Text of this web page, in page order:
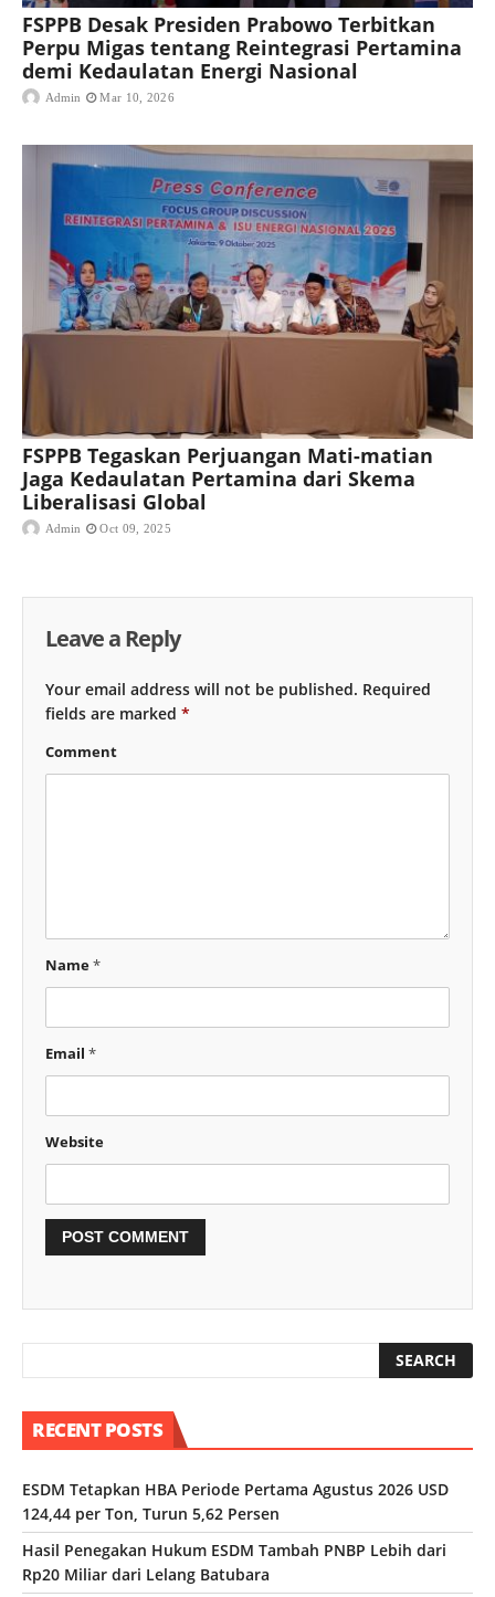
FSPPB Desak Presiden Prabowo Terbitkan
Perpu Migas tentang Reintegrasi Pertamina
demi Kedaulatan Energi Nasional
Admin Mar 10, 2026
FSPPB Tegaskan Perjuangan Mati-matian
Jaga Kedaulatan Pertamina dari Skema
Liberalisasi Global
Admin Oct 09, 2025
Leave a Reply
Your email address will not be published. Required
fields are marked *
Comment
Name*
Email *
Website
RECENT POSTS
ESDM Tetapkan HBA Periode Pertama Agustus 2026 USD
124,44 per Ton, Turun 5,62 Persen
Hasil Penegakan Hukum ESDM Tambah PNBP Lebih dari
Rp20 Miliar dari Lelang Batubara